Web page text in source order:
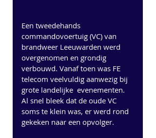
Een tweedehands
commandovoertuig (VC) van
brandweer Leeuwarden werd
overgenomen en grondig
verbouwd. Vanaf toen was FE
telecom veelvuldig aanwezig bij
grote landelijke  evenementen.
Al snel bleek dat de oude VC
soms te klein was, er werd rond
gekeken naar een opvolger.